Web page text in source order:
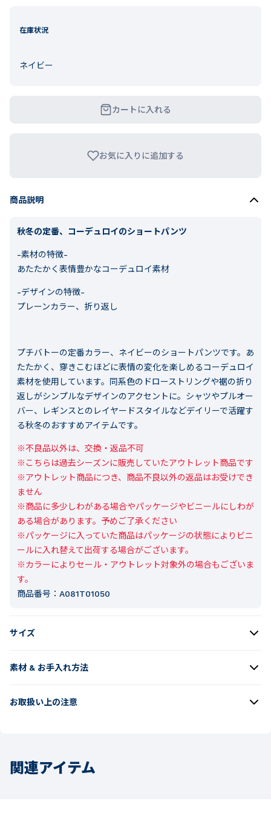
在庫状況
ネイビー
カートに入れる
お気に入りに追加する
商品説明
秋冬の定番、コーデュロイのショートパンツ
-素材の特徴-
あたたかく表情豊かなコーデュロイ素材
-デザインの特徴-
プレーンカラー、折り返し
プチバトーの定番カラー、ネイビーのショートパンツです。あ
たたかく、穿きこむほどに表情の変化を楽しめるコーデュロイ
素材を使用しています。同系色のドローストリングや裾の折り
返しがシンプルなデザインのアクセントに。シャツやプルオー
バー、レギンスとのレイヤードスタイルなどデイリーで活躍す
る秋冬のおすすめアイテムです。
※不良品以外は、交換・返品不可
※こちらは過去シーズンに販売していたアウトレット商品です
※アウトレット商品につき、商品不良以外の返品はお受けでき
ません
※商品に多少しわがある場合やパッケージやビニールにしわが
ある場合があります。予めご了承ください
※パッケージに入っていた商品はパッケージの状態によりビニ
ールに入れ替えて出荷する場合がございます。
※カラーによりセール・アウトレット対象外の場合もございま
す。
商品番号： A081T01050
サイズ
素材 & お手入れ方法
お取扱い上の注意
関連アイテム